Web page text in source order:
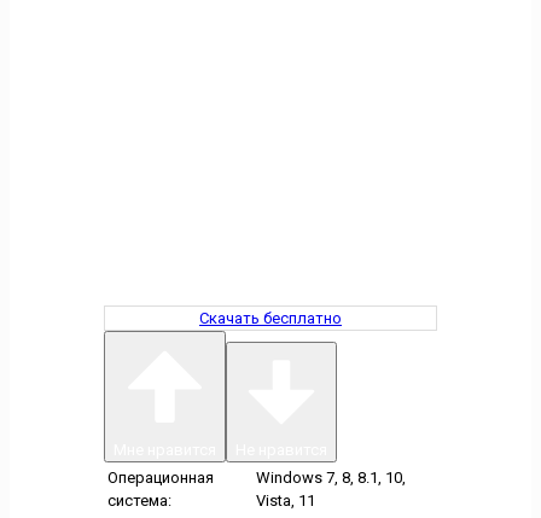
Скачать бесплатно
Операционная
система:
Windows 7, 8, 8.1, 10,
Vista, 11